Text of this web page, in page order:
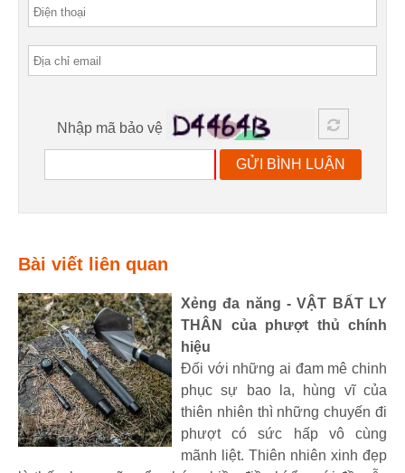
Nhập mã bảo vệ
GỬI BÌNH LUẬN
Bài viết liên quan
Xẻng đa năng - VẬT BẤT LY
THÂN của phượt thủ chính
hiệu
Đối với những ai đam mê chinh
phục sự bao la, hùng vĩ của
thiên nhiên thì những chuyến đi
phượt có sức hấp vô cùng
mãnh liệt. Thiên nhiên xinh đẹp